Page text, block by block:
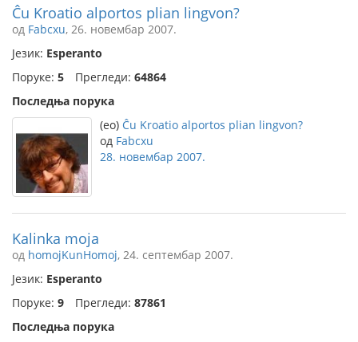
Ĉu Kroatio alportos plian lingvon?
од Fabcxu, 26. новембар 2007.
Језик: Esperanto
Поруке: 5 Прегледи: 64864
Последња порука
(eo) Ĉu Kroatio alportos plian lingvon?
од Fabcxu
28. новембар 2007.
Kalinka moja
од homojKunHomoj, 24. септембар 2007.
Језик: Esperanto
Поруке: 9 Прегледи: 87861
Последња порука